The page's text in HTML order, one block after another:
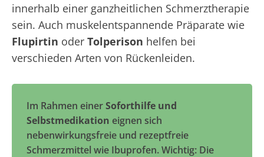
innerhalb einer ganzheitlichen Schmerztherapie
sein. Auch muskelentspannende Präparate wie
Flupirtin oder Tolperison helfen bei
verschieden Arten von Rückenleiden.
Im Rahmen einerSoforthilfe und
Selbstmedikation eignen sich
nebenwirkungsfreie und rezeptfreie
Schmerzmittel wie Ibuprofen. Wichtig: Die